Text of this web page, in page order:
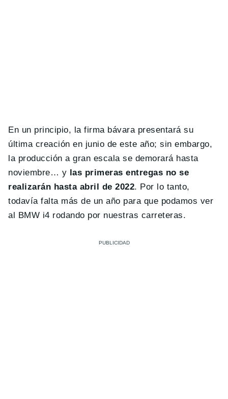
En un principio, la firma bávara presentará su
última creación en junio de este año; sin embargo,
la producción a gran escala se demorará hasta
noviembre… y las primeras entregas no se
realizarán hasta abril de 2022. Por lo tanto,
todavía falta más de un año para que podamos ver
al BMW i4 rodando por nuestras carreteras.